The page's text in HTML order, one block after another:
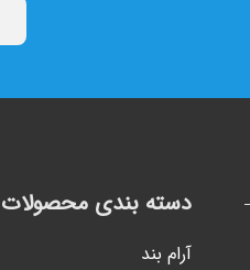
دسته بندی محصولات
آرام بند